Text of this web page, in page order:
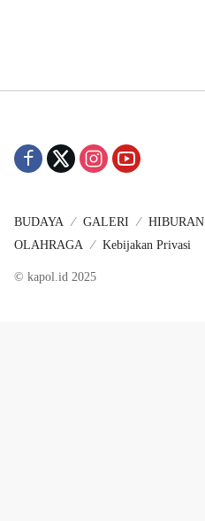
BUDAYA GALERI HIBURAN
OLAHRAGA
Kebijakan Privasi
© kapol.id 2025